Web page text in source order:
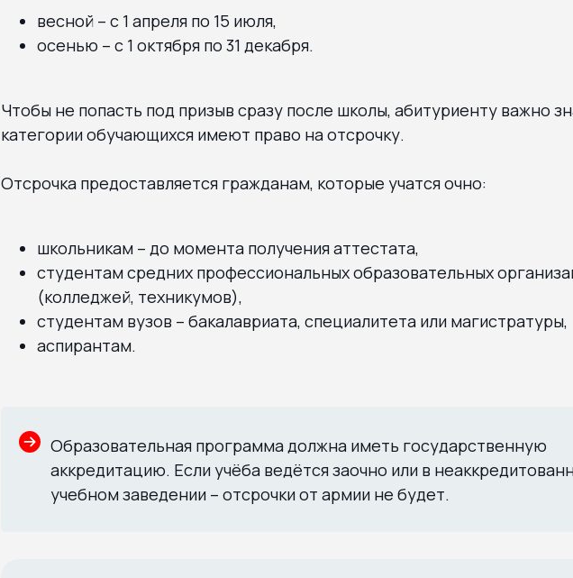
весной – с 1 апреля по 15 июля,
осенью – с 1 октября по 31 декабря.
Чтобы не попасть под призыв сразу после школы, абитуриенту важно
категории обучающихся имеют право на отсрочку.
Отсрочка предоставляется гражданам, которые учатся очно:
школьникам – до момента получения аттестата,
студентам средних профессиональных образовательных
(колледжей, техникумов),
студентам вузов – бакалавриата, специалитета или магистратуры,
аспирантам.
Образовательная программа должна иметь государственную
аккредитацию. Если учёба ведётся заочно или в
учебном заведении – отсрочки от армии не будет.